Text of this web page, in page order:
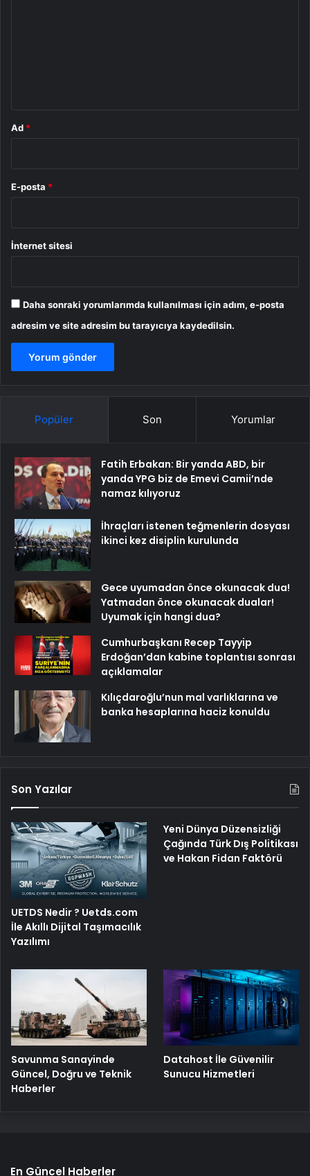
Ad *
E-posta *
İnternet sitesi
Daha sonraki yorumlarımda kullanılması için adım, e-posta
adresim ve site adresim bu tarayıcıya kaydedilsin.
Popüler Son Yorumlar
Fatih Erbakan: Bir yanda ABD, bir
yanda YPG biz de Emevi Camii’nde
namaz kılıyoruz
İhraçları istenen teğmenlerin dosyası
ikinci kez disiplin kurulunda
Gece uyumadan önce okunacak dua!
Yatmadan önce okunacak dualar!
Uyumak için hangi dua?
Cumhurbaşkanı Recep Tayyip
Erdoğan’dan kabine toplantısı sonrası
açıklamalar
Kılıçdaroğlu’nun mal varlıklarına ve
banka hesaplarına haciz konuldu
Son Yazılar
UETDS Nedir ? Uetds.com
İle Akıllı Dijital Taşımacılık
Yazılımı
Yeni Dünya Düzensizliği
Çağında Türk Dış Politikası
ve Hakan Fidan Faktörü
Savunma Sanayinde
Güncel, Doğru ve Teknik
Haberler
Datahost İle Güvenilir
Sunucu Hizmetleri
En Güncel Haberler